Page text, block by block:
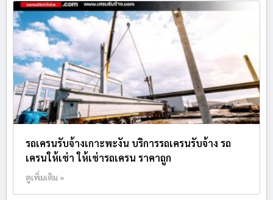
รถเครนรับจ้างเกาะพะงัน บริการรถเครนรับจ้าง รถ
เครนให้เช่า ให้เช่ารถเครน ราคาถูก
ดูเพิ่มเติม »